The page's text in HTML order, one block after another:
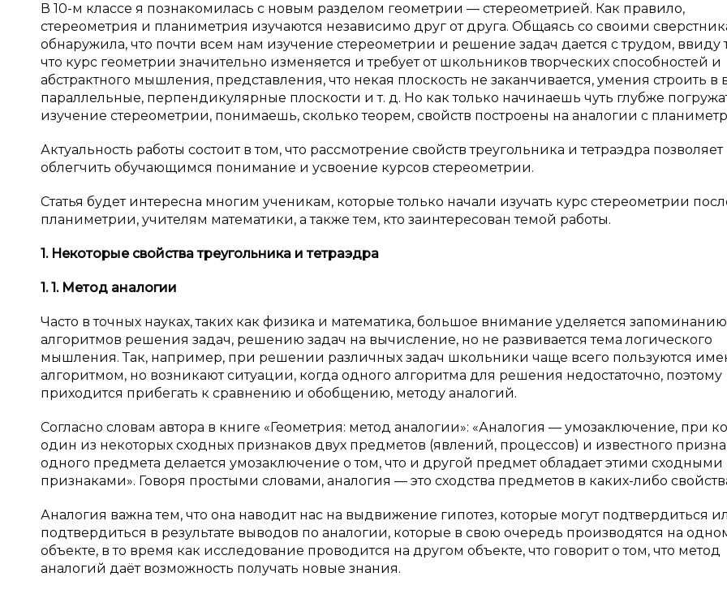
В 10-м классе я познакомилась с новым разделом геометрии — стереометрией. Как правило,
стереометрия и планиметрия изучаются независимо друг от друга. Общаясь со своими
обнаружила, что почти всем нам изучение стереометрии и решение задач дается с трудом, ввиду
что курс геометрии значительно изменяется и требует от школьников творческих способностей и
абстрактного мышления, представления, что некая плоскость не заканчивается, умения строить в
параллельные, перпендикулярные плоскости и т. д. Но как только начинаешь чуть глубже
изучение стереометрии, понимаешь, сколько теорем, свойств построены на аналогии с
Актуальность работы состоит в том, что рассмотрение свойств треугольника и тетраэдра позволяет
облегчить обучающимся понимание и усвоение курсов стереометрии.
Статья будет интересна многим ученикам, которые только начали изучать курс стереометрии
планиметрии, учителям математики, а также тем, кто заинтересован темой работы.
1. Некоторые свойства треугольника итетраэдра
1. 1. Метод аналогии
Часто в точных науках, таких как физика и математика, большое внимание уделяется запоминанию
алгоритмов решения задач, решению задач на вычисление, но не развивается тема логического
мышления. Так, например, при решении различных задач школьники чаще всего пользуются
алгоритмом, но возникают ситуации, когда одного алгоритма для решения недостаточно, поэтому
приходится прибегать к сравнению и обобщению, методу аналогий.
Согласно словам автора в книге «Геометрия: метод аналогии»: «Аналогия — умозаключение, при
один из некоторых сходных признаков двух предметов (явлений, процессов) и известного
одного предмета делается умозаключение о том, что и другой предмет обладает этими сходными
признаками». Говоря простыми словами, аналогия — это сходства предметов в каких-либо
Аналогия важна тем, что она наводит нас на выдвижение гипотез, которые могут подтвердиться
подтвердиться в результате выводов по аналогии, которые в свою очередь производятся на
объекте, в то время как исследование проводится на другом объекте, что говорит о том, что метод
аналогий даёт возможность получать новые знания.